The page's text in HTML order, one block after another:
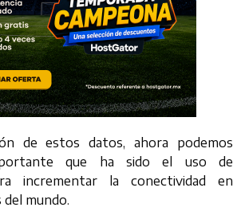
de estos datos, ahora podemos
que ha sido el uso de
incrementar la conectividad en
mundo.